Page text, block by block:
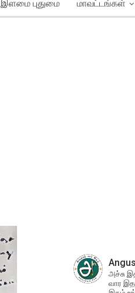
இளமை புதுமை மாவட்டங்கள்
அச்சு
வார